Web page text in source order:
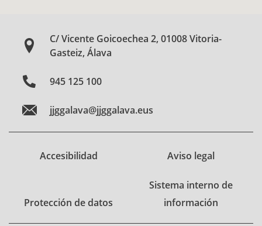
C/ Vicente Goicoechea 2, 01008 Vitoria-
Gasteiz, Álava
945 125 100
jjggalava@jjggalava.eus
Accesibilidad Aviso legal
Protección de datos
Sistema interno de
información